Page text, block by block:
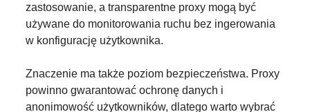
zastosowanie, a transparentne proxy mogą być
używane do monitorowania ruchu bez ingerowania
w konfigurację użytkownika.
Znaczenie ma także poziom bezpieczeństwa. Proxy
powinno gwarantować ochronę danych i
anonimowość użytkowników, dlatego warto wybrać